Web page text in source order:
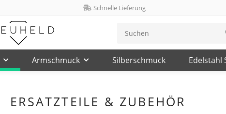
Schnelle Lieferung
Armschmuck Silberschmuck Edelstahl
ERSATZTEILE & ZUBEHÖR